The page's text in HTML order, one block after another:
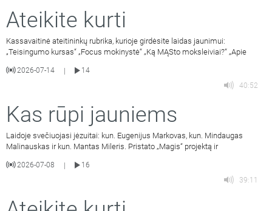
Ateikite kurti
Kassavaitinė ateitininkų rubrika, kurioje girdėsite laidas jaunimui:
„Teisingumo kursas“ „Focus mokinystė“ „Ką MĄSto moksleiviai?“ „Apie
2026-07-14 |
14
40:52
Kas rūpi jauniems
Laidoje svečiuojasi jėzuitai: kun. Eugenijus Markovas, kun. Mindaugas
Malinauskas ir kun. Mantas Mileris. Pristato „Magis“ projektą ir
2026-07-08 |
16
39:11